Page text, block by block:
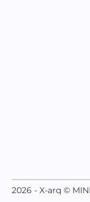
2026 - X-arq ©